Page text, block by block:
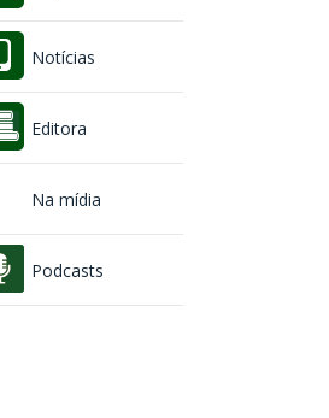
Notícias
Editora
Na mídia
Podcasts